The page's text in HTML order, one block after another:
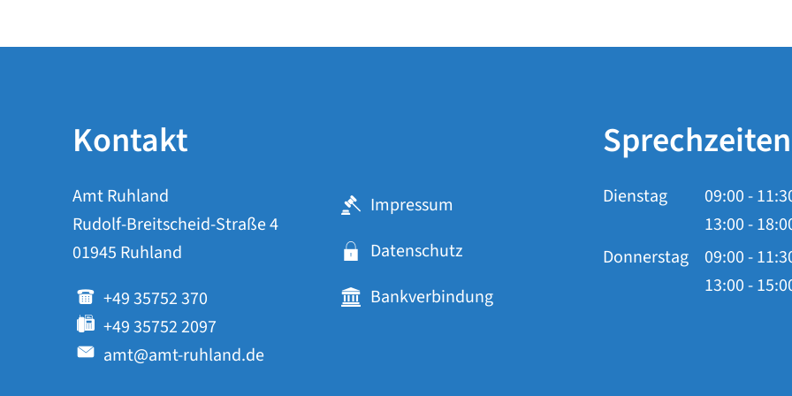
Kontakt
Amt Ruhland
Rudolf-Breitscheid-Straße 4
01945 Ruhland
+49 35752 370
+49 35752 2097
amt@amt-ruhland.de
Impressum
Datenschutz
Bankverbindung
Sprechzeiten
Dienstag 09:00-
Von 09:00
13:00-
Von 13:00
Donnerstag 09:00-
Von 09:00
13:00-